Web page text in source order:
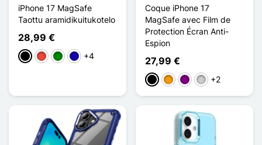
iPhone 17 MagSafe
Taottu aramidikuitukotelo
28,99 €
MustaPunainen
VihreäBleu Foncé
+4
Coque iPhone 17
MagSafe avec Film de
Protection Écran Anti-
Espion
27,99 €
MustaOranssi
VioletArgenté
+2